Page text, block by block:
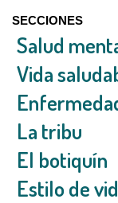
SECCIONES
Salud
Vida
La tribu
El botiquín
Estilo de